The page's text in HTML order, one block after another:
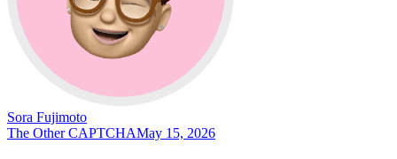
Sora Fujimoto
The Other CAPTCHAMay 15, 2026